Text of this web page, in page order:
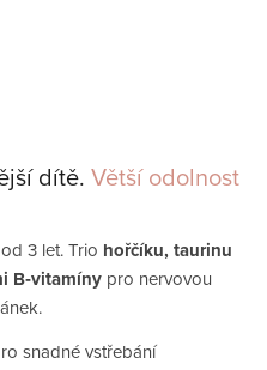
dítě. Větší odolnost
3 let. Trio hořčíku, taurinu
B‑vitamíny pro nervovou
snadné vstřebání